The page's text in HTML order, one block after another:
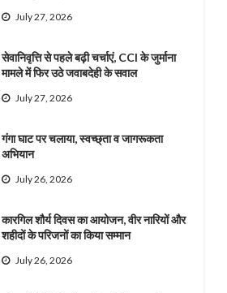
July 27, 2026
सेवानिवृत्ति से पहले बढ़ी चर्चाएं, CCI के जुर्माना
मामले में फिर उठे जवाबदेही के सवाल
July 27, 2026
गंगा घाट पर चलाया, स्वच्छ्ता व जागरूकता
अभियान
July 26, 2026
कारगिल शौर्य दिवस का आयोजन, वीर नारियों और
शहीदों के परिजनों का किया सम्मान
July 26, 2026